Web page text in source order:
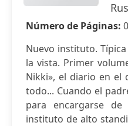
Número de Páginas: 0
Nuevo instituto.
la vista. Primer
Nikki», el diario en el
todo... Cuando el
para encargarse
instituto de alto